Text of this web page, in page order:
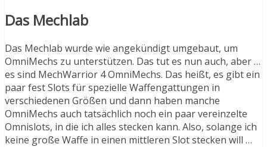
Das Mechlab
Das Mechlab wurde wie angekündigt umgebaut, um
OmniMechs zu unterstützen. Das tut es nun auch, aber …
es sind MechWarrior 4 OmniMechs. Das heißt, es gibt ein
paar fest Slots für spezielle Waffengattungen in
verschiedenen Größen und dann haben manche
OmniMechs auch tatsächlich noch ein paar vereinzelte
Omnislots, in die ich alles stecken kann. Also, solange ich
keine große Waffe in einen mittleren Slot stecken will …